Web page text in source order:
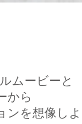
ムービーと
から
ンを想像し